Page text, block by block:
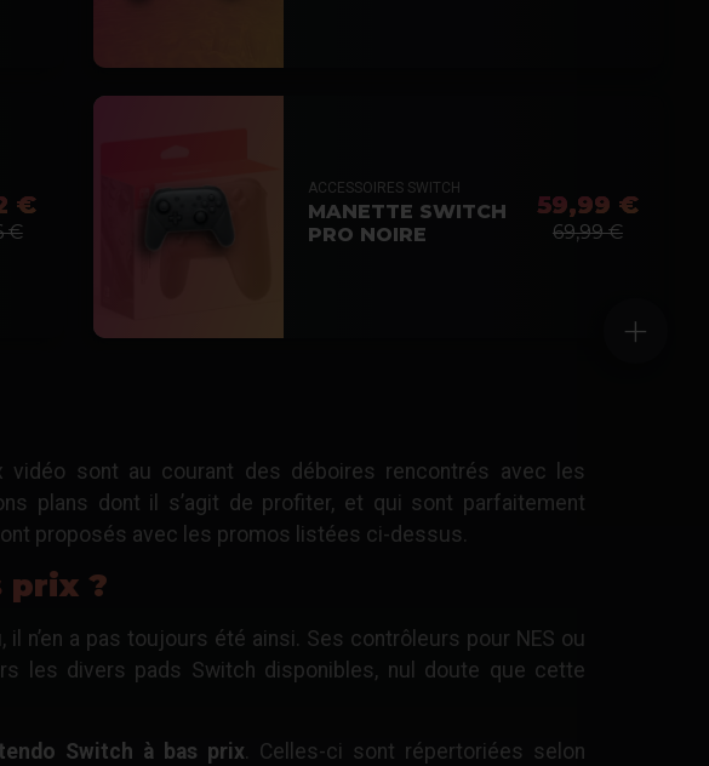
€
€
ACCESSOIRES SWITCH
MANETTE SWITCH
PRO NOIRE
59,99 €
69,99 €
+
vidéo sont au courant des déboires rencontrés avec les
plans dont il s’agit de profiter, et qui sont parfaitement
proposés avec les promos listées ci-dessus.
prix ?
a pas toujours été ainsi. Ses contrôleurs pour NES ou
les divers pads Switch disponibles, nul doute que cette
Switch à bas prix. Celles-ci sont répertoriées selon